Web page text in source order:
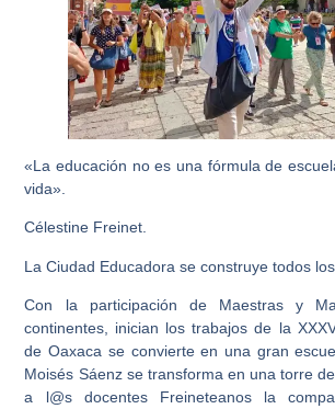
«La educación no es una fórmula de
vida».
Célestine Freinet.
La Ciudad Educadora se construye todos
Con la participación de Maestras y
continentes, inician los trabajos de la
de Oaxaca se convierte en una gran
Moisés Sáenz se transforma en una torre
a l@s docentes Freineteanos la